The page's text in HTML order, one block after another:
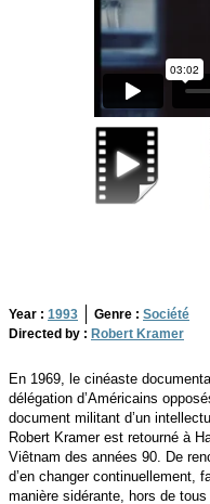
Year : 1993 Genre : Société
Directed by : Robert Kramer
En 1969, le cinéaste
délégation d’Américains
document militant d’un
Robert Kramer est retourné à
Viêtnam des années 90. De
d’en changer continuellement,
manière sidérante, hors de